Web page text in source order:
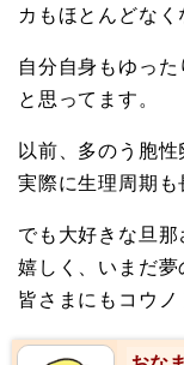
カもほとんどなく
自分自身もゆっ
と思ってます。
以前、多のう胞性
実際に生理周期も
でも大好きな旦
嬉しく、いまだ夢
皆さまにもコウノ